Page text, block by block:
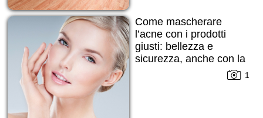
Come mascherare
l’acne con i prodotti
giusti: bellezza e
sicurezza, anche con la
1